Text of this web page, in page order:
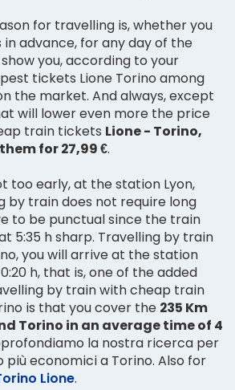
for travelling is, whether you
advance, for any day of the
you, according to your
tickets Lione Torino among
the market. And always, except
will lower even more the price
train tickets Lione - Torino,
for 27,99 €.
too early, at the station Lyon,
by train does not require long
to be punctual since the train
5:35 h sharp. Travelling by train
you will arrive at the station
h, that is, one of the added
by train with cheap train
is that you cover the 235 Km
Torino in an average time of 4
la nostra ricerca per
economici a Torino. Also for
Lione.